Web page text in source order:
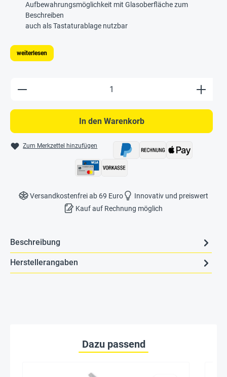
Aufbewahrungsmöglichkeit mit Glasoberfläche zum
Beschreiben
auch als Tastaturablage nutzbar
weiterlesen
Produkt Anzahl: Gib den gewünschten
In den Warenkorb
Zum Merkzettel hinzufügen
Versandkostenfrei ab 69 Euro
Innovativ und preiswert
Kauf auf Rechnung möglich
Beschreibung
Herstellerangaben
Dazu passend